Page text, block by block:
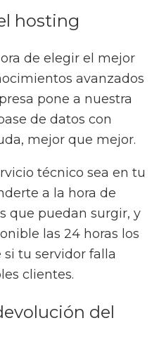
hosting
de elegir el mejor
avanzados
pone a nuestra
de datos con
mejor que mejor.
técnico sea en tu
a la hora de
que puedan surgir, y
las 24 horas los
si tu servidor falla
clientes.
del